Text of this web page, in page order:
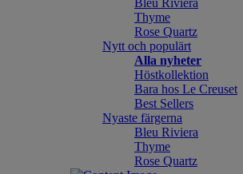
Bleu Riviera
Thyme
Rose Quartz
Nytt och populärt
Alla nyheter
Höstkollektion
Bara hos Le Creuset
Best Sellers
Nyaste färgerna
Bleu Riviera
Thyme
Rose Quartz